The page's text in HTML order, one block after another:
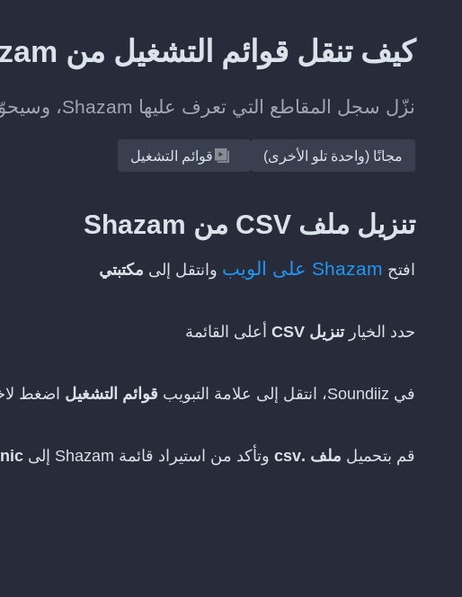
كيف تنقل قوائم التشغيل من Shazam إلى Subsonic؟
نزّل سجل المقاطع التي تعرف عليها Shazam، وسيحوّله Soundiiz إلى قائمة تشغيل على Subsonic.
مجانًا (واحدة تلو الأخرى) قوائم التشغيل
تنزيل ملف CSV من Shazam
افتح Shazam على الويب وانتقل إلى مكتبتي
حدد الخيارتنزيل CSV أعلى القائمة
في Soundiiz، انتقل إلى علامة التبويب قوائم التشغيل اضغط
قم بتحميل ملف .csv وتأكد من استيراد قائمة Shazam إلى